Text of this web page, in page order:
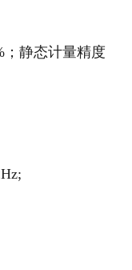
；静态计量精度